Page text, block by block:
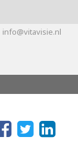
info@vitavisie.nl